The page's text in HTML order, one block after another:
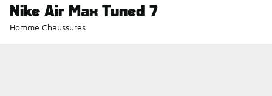
Nike Air Max Tuned 7
Homme Chaussures